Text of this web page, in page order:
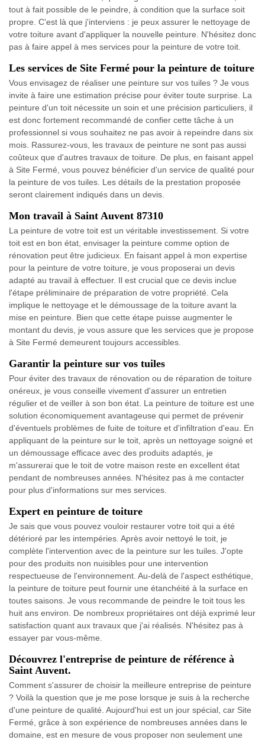
tout à fait possible de le peindre, à condition que la surface soit
propre. C'est là que j'interviens : je peux assurer le nettoyage de
votre toiture avant d'appliquer la nouvelle peinture. N'hésitez donc
pas à faire appel à mes services pour la peinture de votre toit.
Les services de Site Fermé pour la peinture de toiture
Vous envisagez de réaliser une peinture sur vos tuiles ? Je vous
invite à faire une estimation précise pour éviter toute surprise. La
peinture d'un toit nécessite un soin et une précision particuliers, il
est donc fortement recommandé de confier cette tâche à un
professionnel si vous souhaitez ne pas avoir à repeindre dans six
mois. Rassurez-vous, les travaux de peinture ne sont pas aussi
coûteux que d'autres travaux de toiture. De plus, en faisant appel
à Site Fermé, vous pouvez bénéficier d'un service de qualité pour
la peinture de vos tuiles. Les détails de la prestation proposée
seront clairement indiqués dans un devis.
Mon travail à Saint Auvent 87310
La peinture de votre toit est un véritable investissement. Si votre
toit est en bon état, envisager la peinture comme option de
rénovation peut être judicieux. En faisant appel à mon expertise
pour la peinture de votre toiture, je vous proposerai un devis
adapté au travail à effectuer. Il est crucial que ce devis inclue
l'étape préliminaire de préparation de votre propriété. Cela
implique le nettoyage et le démoussage de la toiture avant la
mise en peinture. Bien que cette étape puisse augmenter le
montant du devis, je vous assure que les services que je propose
à Site Fermé demeurent toujours accessibles.
Garantir la peinture sur vos tuiles
Pour éviter des travaux de rénovation ou de réparation de toiture
onéreux, je vous conseille vivement d'assurer un entretien
régulier et de veiller à son bon état. La peinture de toiture est une
solution économiquement avantageuse qui permet de prévenir
d'éventuels problèmes de fuite de toiture et d'infiltration d'eau. En
appliquant de la peinture sur le toit, après un nettoyage soigné et
un démoussage efficace avec des produits adaptés, je
m'assurerai que le toit de votre maison reste en excellent état
pendant de nombreuses années. N'hésitez pas à me contacter
pour plus d'informations sur mes services.
Expert en peinture de toiture
Je sais que vous pouvez vouloir restaurer votre toit qui a été
détérioré par les intempéries. Après avoir nettoyé le toit, je
complète l'intervention avec de la peinture sur les tuiles. J'opte
pour des produits non nuisibles pour une intervention
respectueuse de l'environnement. Au-delà de l'aspect esthétique,
la peinture de toiture peut fournir une étanchéité à la surface en
toutes saisons. Je vous recommande de peindre le toit tous les
huit ans environ. De nombreux propriétaires ont déjà exprimé leur
satisfaction quant aux travaux que j'ai réalisés. N'hésitez pas à
essayer par vous-même.
Découvrez l'entreprise de peinture de référence à
Saint Auvent.
Comment s'assurer de choisir la meilleure entreprise de peinture
? Voilà la question que je me pose lorsque je suis à la recherche
d'une peinture de qualité. Aujourd'hui est un jour spécial, car Site
Fermé, grâce à son expérience de nombreuses années dans le
domaine, est en mesure de vous proposer non seulement une